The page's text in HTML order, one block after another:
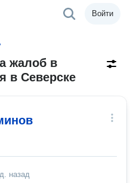
Войти
жалоб в
в Северске
назад